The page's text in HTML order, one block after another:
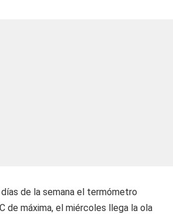
de la semana el termómetro
de máxima, el miércoles llega la ola